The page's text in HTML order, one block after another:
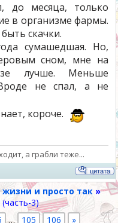
до месяца, только
в организме фармы.
скачки.
сумашедшая. Но,
сном, мне на
лучше. Меньше
не спал, а не
короче.
а грабли теже...
и просто так »
(часть-3)
… 105 106 »